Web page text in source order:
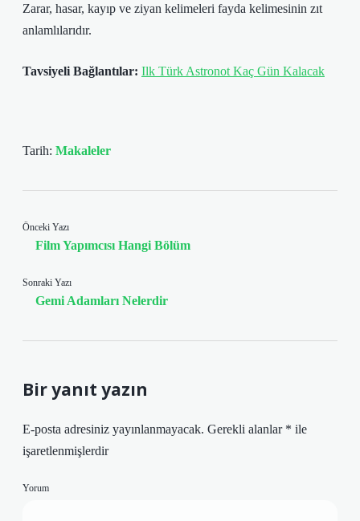
Zarar, hasar, kayıp ve ziyan kelimeleri fayda kelimesinin zıt
anlamlılarıdır.
Tavsiyeli Bağlantılar: Ilk Türk Astronot Kaç Gün Kalacak
Tarih: Makaleler
Önceki Yazı
Film Yapımcısı Hangi Bölüm
Sonraki Yazı
Gemi Adamları Nelerdir
Bir yanıt yazın
E-posta adresiniz yayınlanmayacak. Gerekli alanlar * ile
işaretlenmişlerdir
Yorum